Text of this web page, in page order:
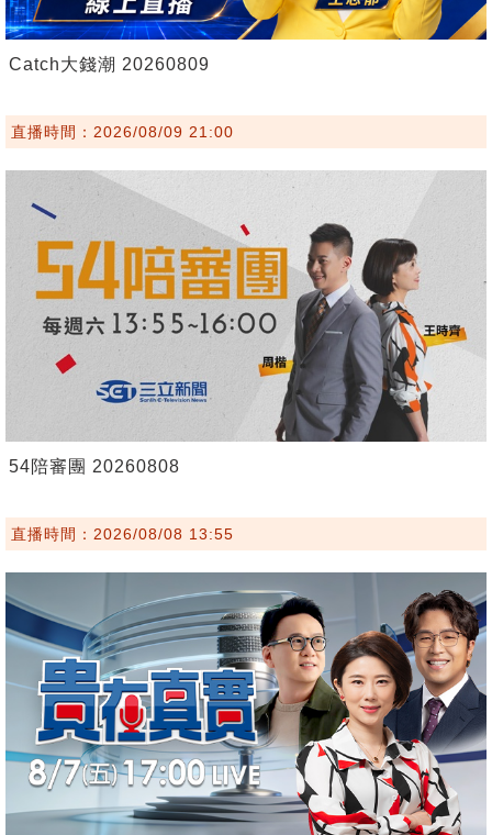
Catch大錢潮 20260809
直播時間：2026/08/09 21:00
54陪審團 20260808
直播時間：2026/08/08 13:55